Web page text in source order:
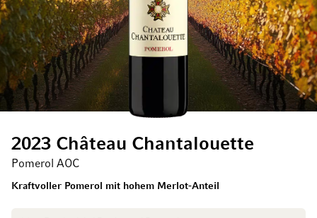
2023 Château Chantalouette
Pomerol AOC
Kraftvoller Pomerol mit hohem Merlot-Anteil